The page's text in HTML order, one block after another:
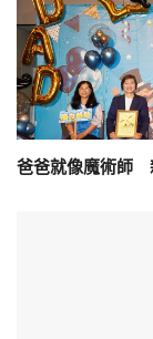
爸爸就像魔術師